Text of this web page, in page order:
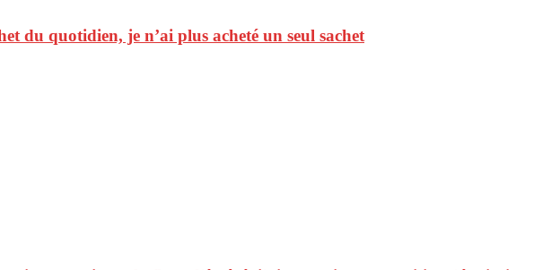
du quotidien, je n’ai plus acheté un seul sachet